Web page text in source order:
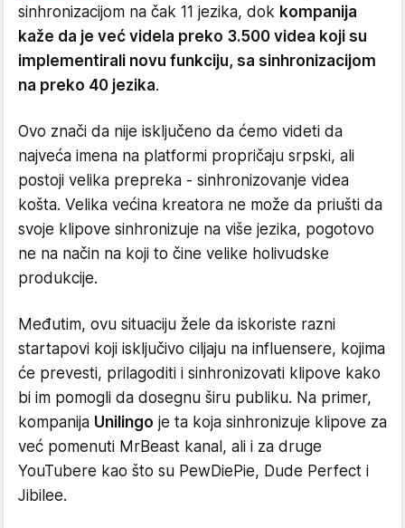
sinhronizacijom na čak 11 jezika, dok kompanija
kaže da je već videla preko 3.500 videa koji su
implementirali novu funkciju, sa sinhronizacijom
na preko 40 jezika.
Ovo znači da nije isključeno da ćemo videti da
najveća imena na platformi propričaju srpski, ali
postoji velika prepreka - sinhronizovanje videa
košta. Velika većina kreatora ne može da priušti da
svoje klipove sinhronizuje na više jezika, pogotovo
ne na način na koji to čine velike holivudske
produkcije.
Međutim, ovu situaciju žele da iskoriste razni
startapovi koji isključivo ciljaju na influensere, kojima
će prevesti, prilagoditi i sinhronizovati klipove kako
bi im pomogli da dosegnu širu publiku. Na primer,
kompanija Unilingo je ta koja sinhronizuje klipove za
već pomenuti MrBeast kanal, ali i za druge
YouTubere kao što su PewDiePie, Dude Perfect i
Jibilee.